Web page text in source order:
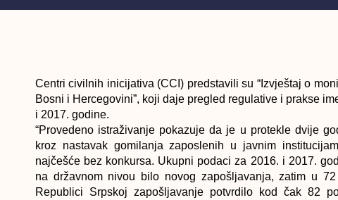
Centri civilnih inicijativa (CCI) predstavili su “Izvještaj o
Bosni i Hercegovini”, koji daje pregled regulative i prakse
i 2017. godine.
“Provedeno istraživanje pokazuje da je u protekle dvije
kroz nastavak gomilanja zaposlenih u javnim
najčešće bez konkursa. Ukupni podaci za 2016. i 2017.
na državnom nivou bilo novog zapošljavanja, zatim u
Republici Srpskoj zapošljavanje potvrdilo kod čak 82